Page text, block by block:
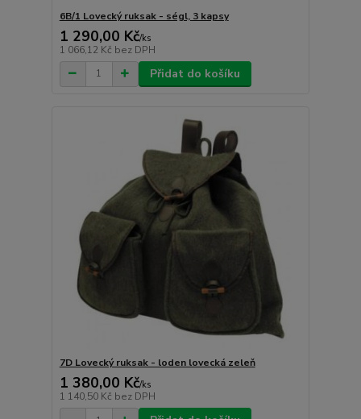
6B/1 Lovecký ruksak - ségl, 3 kapsy
1 290,00 Kč/ks
1 066,12 Kč bez DPH
Přidat do košíku
7D Lovecký ruksak - loden lovecká zeleň
1 380,00 Kč/ks
1 140,50 Kč bez DPH